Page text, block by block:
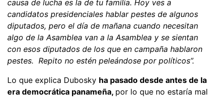
causa de lucha es la de tu familia. Hoy ves a
candidatos presidenciales hablar pestes de algunos
diputados, pero el día de mañana cuando necesitan
algo de la Asamblea van a la Asamblea y se sientan
con esos diputados de los que en campaña hablaron
pestes. Repito no estén peleándose por políticos”.
Lo que explica Dubosky ha pasado desde antes de la
era democrática panameña, por lo que no estaría mal